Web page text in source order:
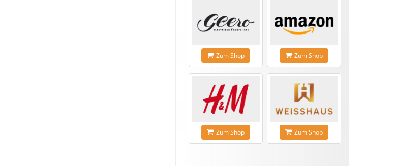
Zum Shop Zum Shop
Zum Shop Zum Shop